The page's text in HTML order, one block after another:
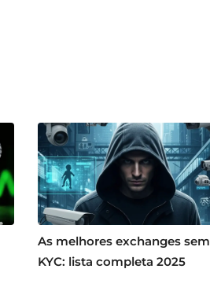
As melhores exchanges sem
KYC: lista completa 2025